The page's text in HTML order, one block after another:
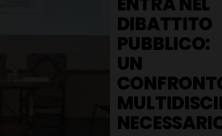
DIBATTITO
PUBBLICO:
UN